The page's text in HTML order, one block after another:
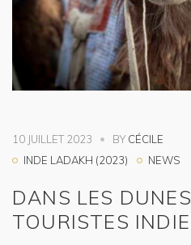
10 JUILLET 2023 BY CÉCILE
INDE LADAKH (2023)
NEWS
DANS LES
TOURISTES